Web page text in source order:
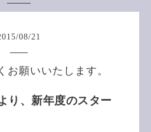
/08/21
お願いいたします。
り、新年度のスター